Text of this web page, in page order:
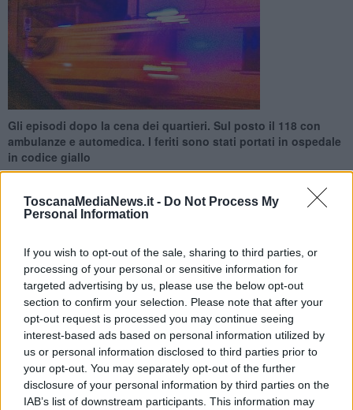
ToscanaMediaNews.it - Do Not Process My
Personal Information
If you wish to opt-out of the sale, sharing to third parties, or
processing of your personal or sensitive information for
targeted advertising by us, please use the below opt-out
section to confirm your selection. Please note that after your
opt-out request is processed you may continue seeing
interest-based ads based on personal information utilized by
us or personal information disclosed to third parties prior to
your opt-out. You may separately opt-out of the further
disclosure of your personal information by third parties on the
IAB’s list of downstream participants. This information may
Gli episodi dopo la cena dei quartieri. Sul posto il 118 con
ambulanze e automedica. I feriti sono stati portati in ospedale
in codice giallo
AREZZO —Notte di tensione ad Arezzo dove la notte scorsa, dopo
la cena dei quartieri della Giostra del Saracino, si sono registrate
aggressioni e l'investimento di alcuni pedoni.
L'allarme è scattato intorno alle 1,40. In tutto sono state 6 le
persone portate in codice giallo all'ospedale di Arezzo dai sanitari
del 118, intervenuti con ambulanze e automedica a porta San
Lorentino per prestare soccorso a persone rimaste ferite a seguito
di aggressioni e all'investimento di pedoni nel parcheggio Cadorna.